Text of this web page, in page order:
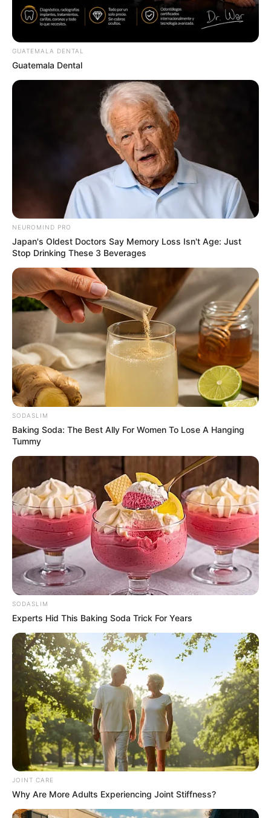
BRAINBERRIES
BRAINBERRIES
Sensation
BRAINBERRIES
Macaulay Culkin's Own Version Of The New ‘Home
Alone’
BRAINBERRIES
GUATEMALA DENTAL
Guatemala Dental
NEUROMIND PRO
Japan's Oldest Doctors Say Memory Loss Isn't Age: Just
Stop Drinking These 3 Beverages
SODASLIM
Baking Soda: The Best Ally For Women To Lose A Hanging
Tummy
SODASLIM
Experts Hid This Baking Soda Trick For Years
JOINT CARE
Why Are More Adults Experiencing Joint Stiffness?